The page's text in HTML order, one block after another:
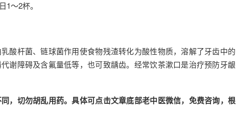
～2杯。
酸杆菌、链球菌作用使食物残渣转化为酸性物质，溶解了牙齿中的
谢障碍及含氟量低等，也可致龋齿。经常饮茶漱口是治疗预防牙龈
，切勿胡乱用药。具体可点击文章底部老中医微信，免费咨询，根